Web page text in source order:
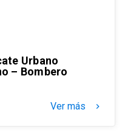
Urbano
– Bombero
Ver más keyboard_arrow_right